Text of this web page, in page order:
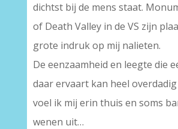
dichtst bij de mens staat.
of Death Valley in de VS zijn
grote indruk op mij nalieten.
De eenzaamheid en leegte die
daar ervaart kan heel
voel ik mij erin thuis en soms
wenen uit…